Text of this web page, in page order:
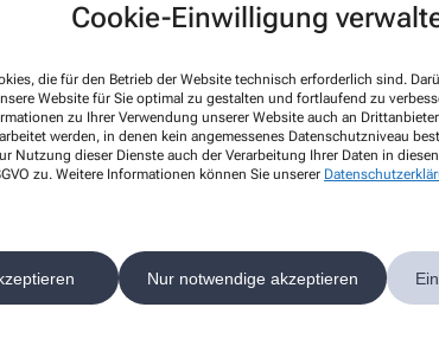
Cookie-Einwilligung
die für den Betrieb der Website technisch erforderlich sind.
Website für Sie optimal zu gestalten und fortlaufend zu
zu Ihrer Verwendung unserer Website auch an
werden, in denen kein angemessenes Datenschutzniveau
Nutzung dieser Dienste auch der Verarbeitung Ihrer Daten in
zu. Weitere Informationen können Sie unserer
Nur notwendige akzeptieren
Therapie
pflanzliche Arzneimittel, die das Ergebnis
Das Angebot an Phytopharmaka ist
um beste Behandlungserfolge zu erzielen. Deshalb